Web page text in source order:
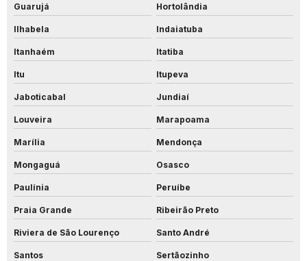
Guarujá Hortolândia
Ilhabela Indaiatuba
Itanhaém Itatiba
Itu Itupeva
Jaboticabal Jundiaí
Louveira Marapoama
Marília Mendonça
Mongaguá Osasco
Paulínia Peruíbe
Praia Grande Ribeirão Preto
Riviera de São Lourenço Santo André
Santos Sertãozinho